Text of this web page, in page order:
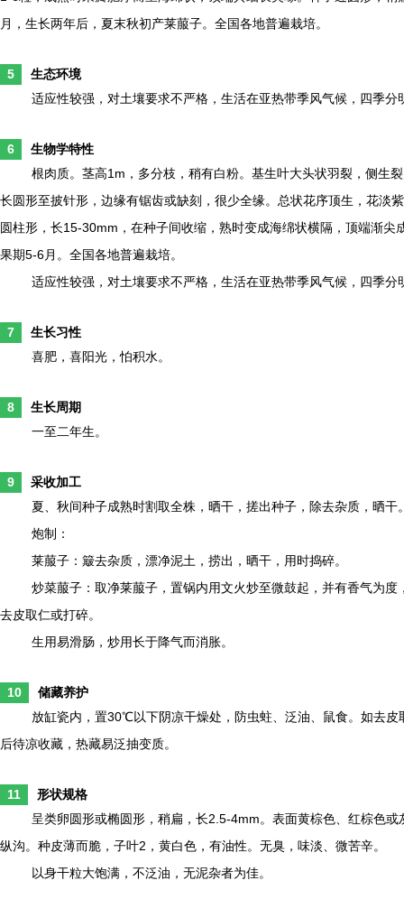
月，生长两年后，夏末秋初产莱菔子。全国各地普遍栽培。
5
生态环境
适应性较强，对土壤要求不严格，生活在亚热带季风气候，四季分
6
生物学特性
根肉质。茎高1m，多分枝，稍有白粉。基生叶大头状羽裂，侧生
长圆形至披针形，边缘有锯齿或缺刻，很少全缘。总状花序顶生，花淡
圆柱形，长15-30mm，在种子间收缩，熟时变成海绵状横隔，顶端渐
果期5-6月。全国各地普遍栽培。
适应性较强，对土壤要求不严格，生活在亚热带季风气候，四季分
7
生长习性
喜肥，喜阳光，怕积水。
8
生长周期
一至二年生。
9
采收加工
夏、秋间种子成熟时割取全株，晒干，搓出种子，除去杂质，晒干
炮制：
莱菔子：簸去杂质，漂净泥土，捞出，晒干，用时捣碎。
炒菜菔子：取净莱菔子，置锅内用文火炒至微鼓起，并有香气为
去皮取仁或打碎。
生用易滑肠，炒用长于降气而消胀。
10
储藏养护
放缸瓷内，置30℃以下阴凉干燥处，防虫蛀、泛油、鼠食。如去
后待凉收藏，热藏易泛抽变质。
11
形状规格
呈类卵圆形或椭圆形，稍扁，长2.5-4mm。表面黄棕色、红棕色
纵沟。种皮薄而脆，子叶2，黄白色，有油性。无臭，味淡、微苦辛。
以身干粒大饱满，不泛油，无泥杂者为佳。